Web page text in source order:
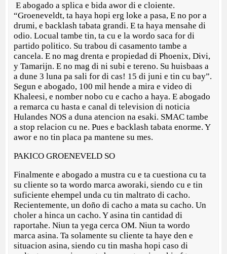
E abogado a splica e bida awor di e cloiente.
“Groeneveldt, ta haya hopi erg loke a pasa, E no por a
drumi, e backlash tabata grandi. E ta haya mensahe di
odio. Locual tambe tin, ta cu e la wordo saca for di
partido politico. Su trabou di casamento tambe a
cancela. E no mag drenta e propiedad di Phoenix, Divi,
y Tamarijn. E no mag di ni subi e tereno. Su huisbaas a
a dune 3 luna pa sali for di cas! 15 di juni e tin cu bay”.
Segun e abogado, 100 mil hende a mira e video di
Khaleesi, e nomber nobo cu e cacho a haya. E abogado
a remarca cu hasta e canal di television di noticia
Hulandes NOS a duna atencion na esaki. SMAC tambe
a stop relacion cu ne. Pues e backlash tabata enorme. Y
awor e no tin placa pa mantene su mes.
PAKICO GROENEVELD SO
Finalmente e abogado a mustra cu e ta cuestiona cu ta
su cliente so ta wordo marca aworaki, siendo cu e tin
suficiente ehempel unda cu tin maltrato di cacho.
Recientemente, un doño di cacho a mata su cacho. Un
choler a hinca un cacho. Y asina tin cantidad di
raportahe. Niun ta yega cerca OM. Niun ta wordo
marca asina. Ta solamente su cliente ta haye den e
situacion asina, siendo cu tin masha hopi caso di